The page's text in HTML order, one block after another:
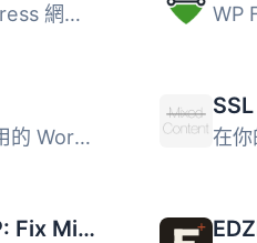
清理您的 WordPress 網站的 HTTPS 不安全內容和混合內容警告...
這是一個簡單易用的 WordPress SSL 外掛程式，可將所有非 SSL...
Remove HTTP: Fix Mixed Content Warning